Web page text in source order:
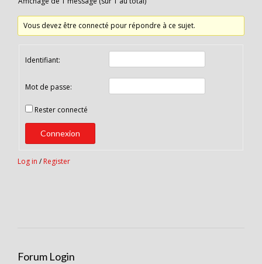
Vous devez être connecté pour répondre à ce sujet.
Identifiant:
Mot de passe:
Rester connecté
Connexion
Log in / Register
Forum Login